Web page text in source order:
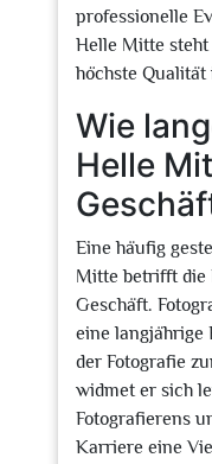
professionelle
Helle Mitte
höchste
Wie
Helle
Eine häufig
Mitte betrifft die
Geschäft.
eine langjährige
der Fotografie
widmet er sich
Fotografierens
Karriere eine